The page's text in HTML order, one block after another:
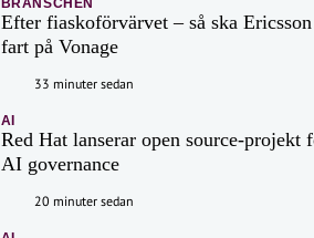
BRANSCHEN
Efter fiaskoförvärvet – så ska
fart på Vonage
33 minuter sedan
AI
Red Hat lanserar open source-projekt
AI governance
20 minuter sedan